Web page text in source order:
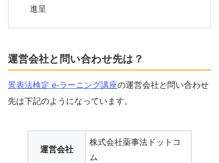
進呈
運営会社と問い合わせ先は？
景表法検定 e-ラーニング講座の運営会社と問い合わせ
先は下記のようになっています。
運営会社
株式会社薬事法ドットコ
ム